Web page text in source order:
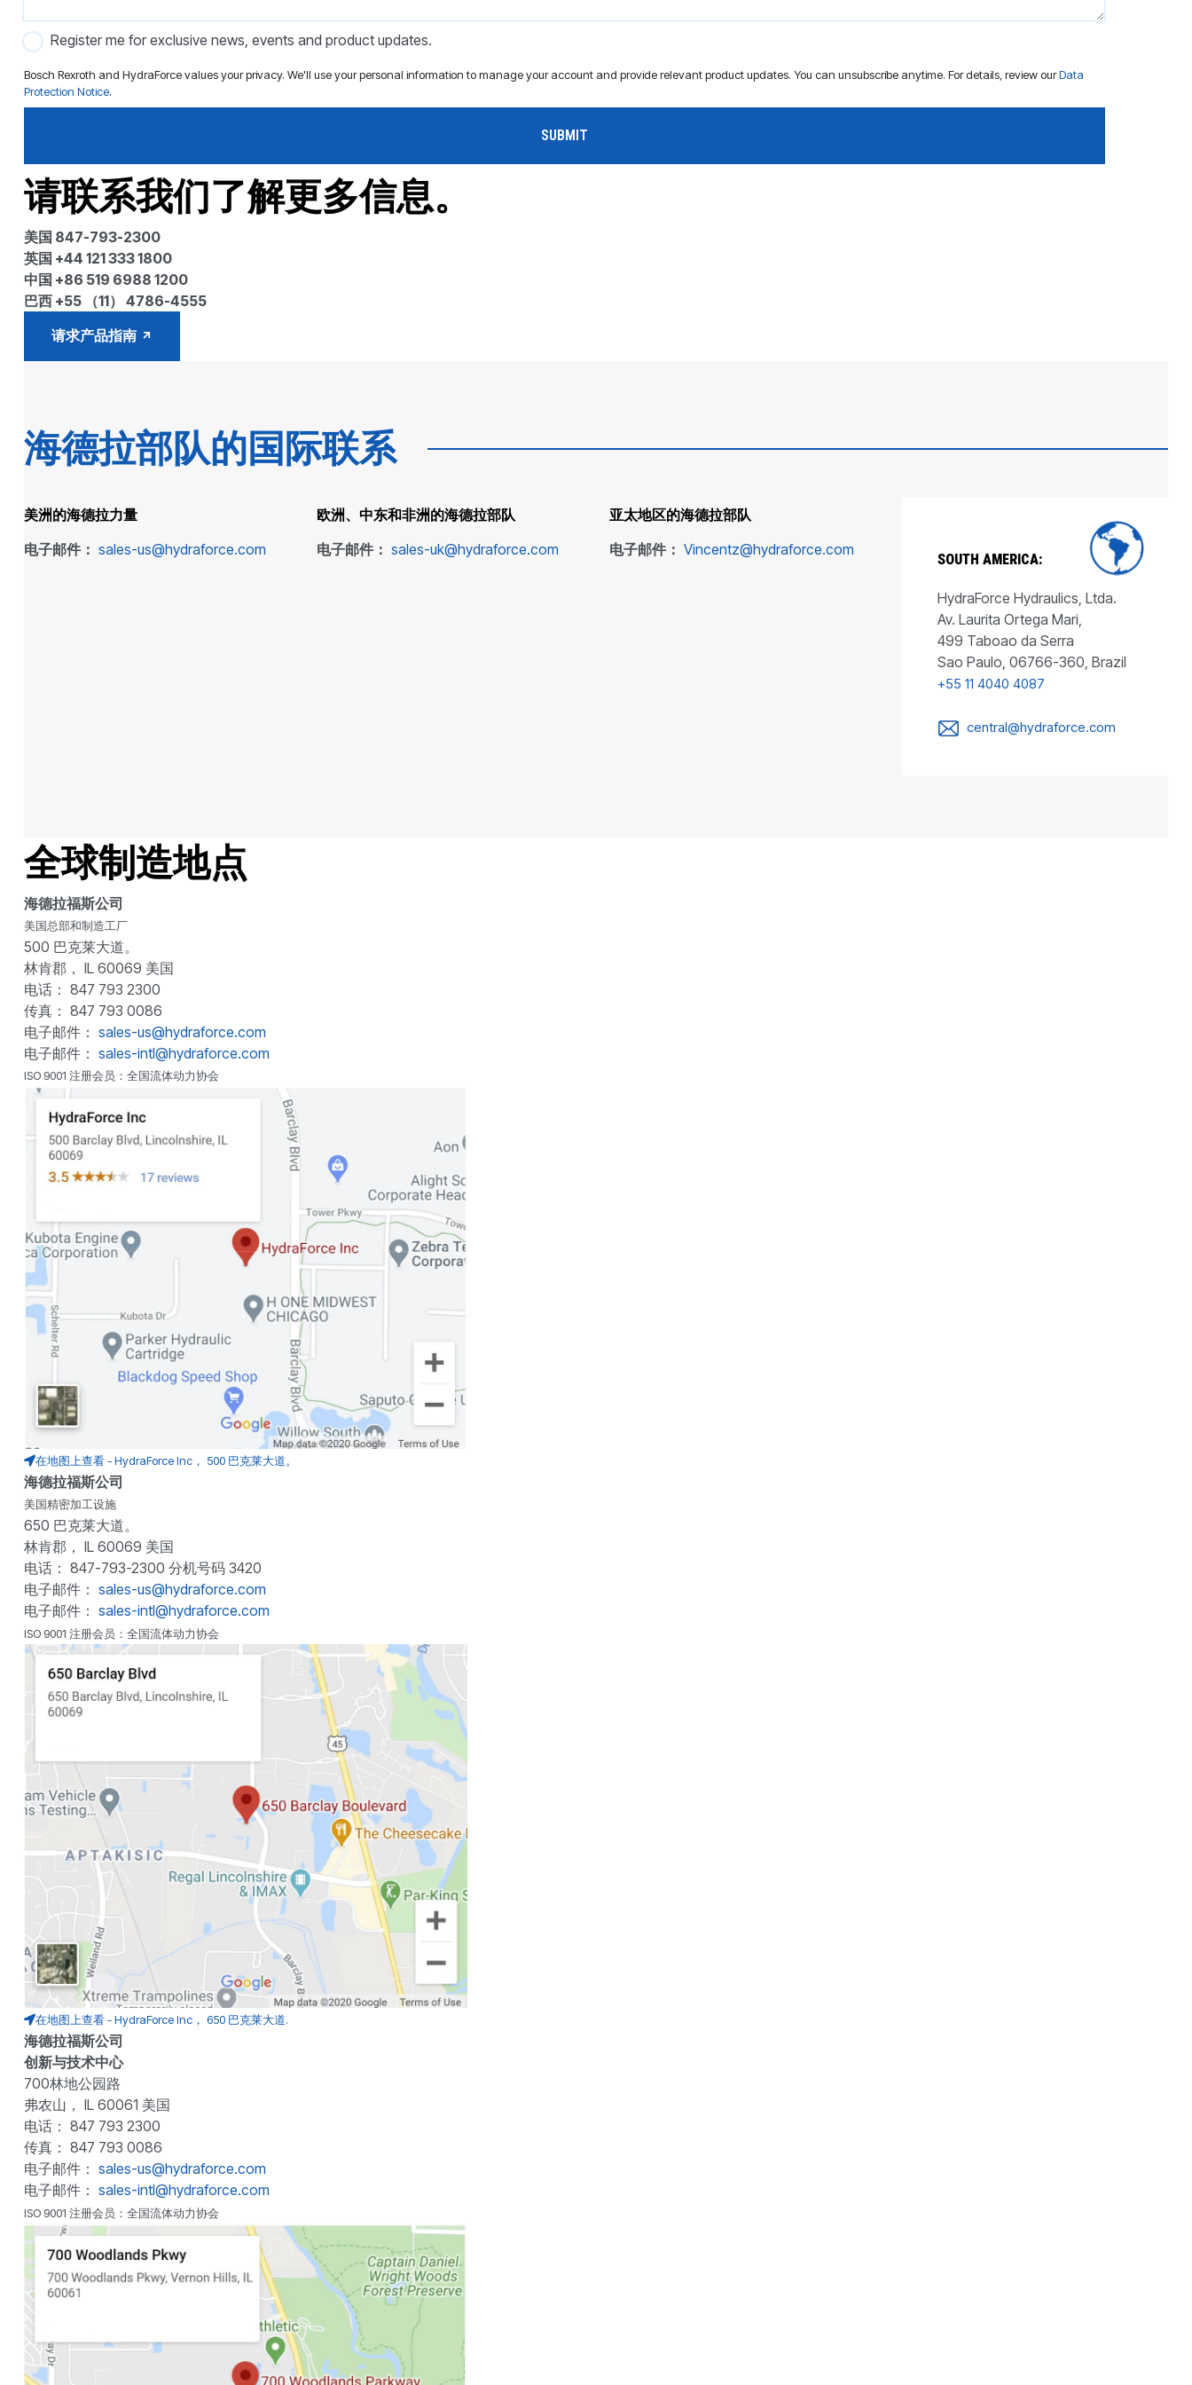
Register me for exclusive news, events and product updates.
Bosch Rexroth and HydraForce values your privacy. We'll use your personal information to manage your account and provide relevant product updates. You can unsubscribe anytime. For details, review ourData
Protection Notice.
请联系我们了解更多信息。
美国 847-793-2300
英国 +44 121 333 1800
中国 +86 519 6988 1200
巴西 +55 （11） 4786-4555
请求产品指南
海德拉部队的国际联系
美洲的海德拉力量
电子邮件： sales-us@hydraforce.com
欧洲、中东和非洲的海德拉部队
电子邮件： sales-uk@hydraforce.com
亚太地区的海德拉部队
电子邮件： Vincentz@hydraforce.com
SOUTH AMERICA:
HydraForce Hydraulics, Ltda.
Av. Laurita Ortega Mari,
499 Taboao da Serra
Sao Paulo, 06766-360, Brazil
+55 11 4040 4087
central@hydraforce.com
全球制造地点
海德拉福斯公司
美国总部和制造工厂
500 巴克莱大道。
林肯郡， IL 60069 美国
电话： 847 793 2300
传真： 847 793 0086
电子邮件： sales-us@hydraforce.com
电子邮件： sales-intl@hydraforce.com
ISO 9001 注册会员：全国流体动力协会
在地图上查看 - HydraForce Inc， 500 巴克莱大道。
海德拉福斯公司
美国精密加工设施
650 巴克莱大道。
林肯郡， IL 60069 美国
电话： 847-793-2300 分机号码 3420
电子邮件： sales-us@hydraforce.com
电子邮件： sales-intl@hydraforce.com
ISO 9001 注册会员：全国流体动力协会
在地图上查看 - HydraForce Inc， 650 巴克莱大道.
海德拉福斯公司
创新与技术中心
700林地公园路
弗农山， IL 60061 美国
电话： 847 793 2300
传真： 847 793 0086
电子邮件： sales-us@hydraforce.com
电子邮件： sales-intl@hydraforce.com
ISO 9001 注册会员：全国流体动力协会